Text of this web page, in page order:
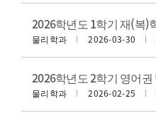
물리학과 2026-03-30
물리학과 2026-02-25